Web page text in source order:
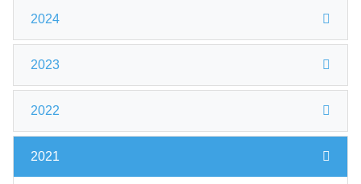
2024
2023
2022
2021